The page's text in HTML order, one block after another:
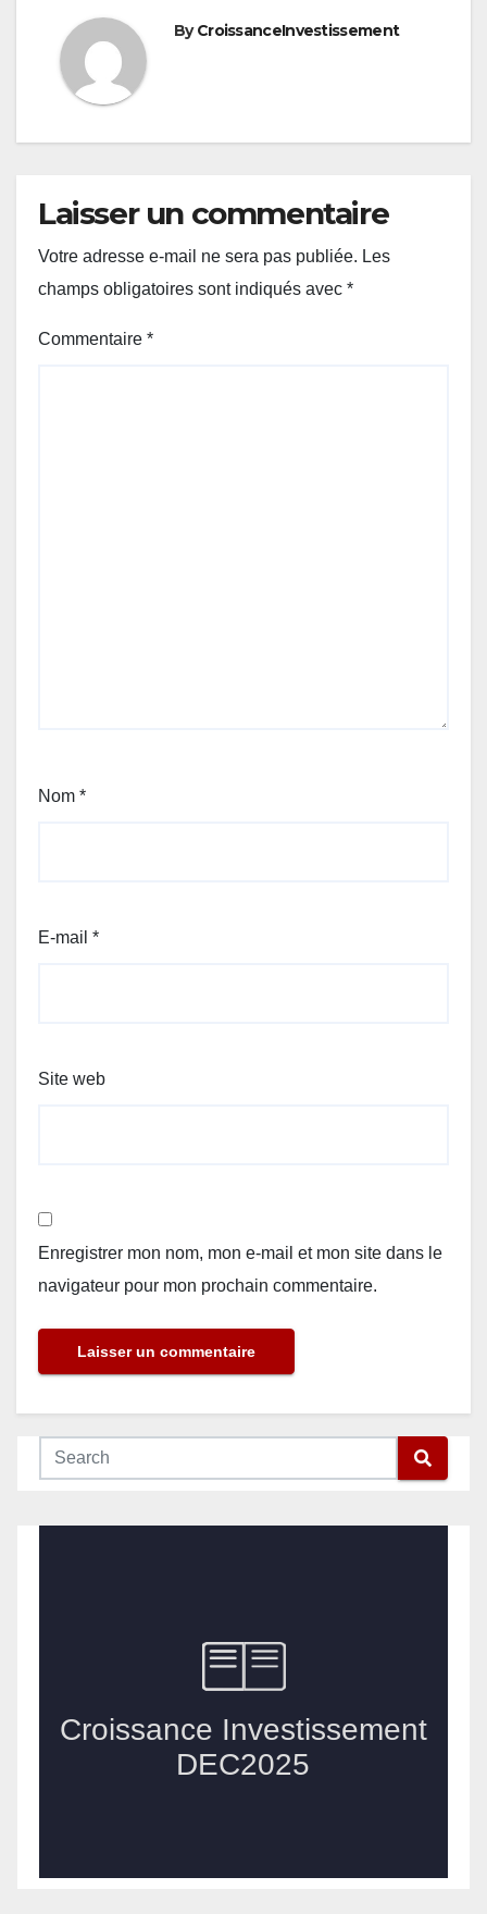
l’article
ByCroissanceInvestissement
Laisser un commentaire
Votre adresse e-mail ne sera pas publiée. Les
champs obligatoires sont indiqués avec *
Commentaire *
Nom *
E-mail *
Site web
Enregistrer mon nom, mon e-mail et mon site dans le
navigateur pour mon prochain commentaire.